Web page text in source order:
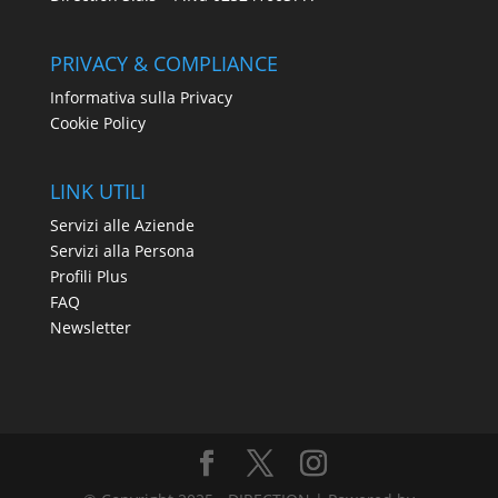
PRIVACY & COMPLIANCE
Informativa sulla Privacy
Cookie Policy
LINK UTILI
Servizi alle Aziende
Servizi alla Persona
Profili Plus
FAQ
Newsletter